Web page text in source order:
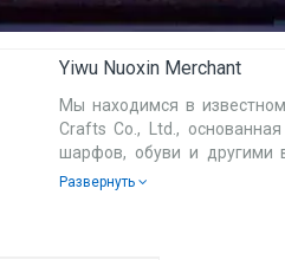
Yiwu Nuoxin Merchant
Мы находимся в
Crafts Co., Ltd.,
шарфов, обуви и другими
специализируемся на
Развернуть